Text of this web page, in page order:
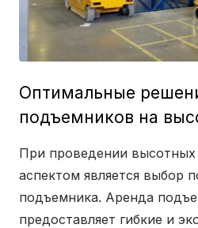
Оптимальные
подъемников на
При проведении
аспектом является выбор
подъемника. Аренда
предоставляет гибкие и